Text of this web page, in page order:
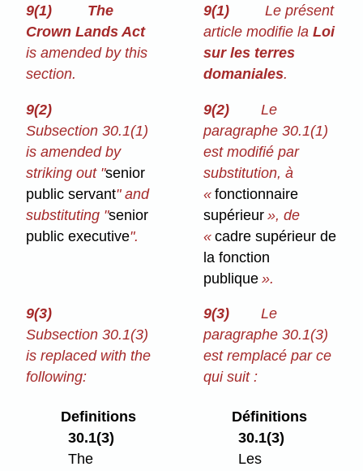
9(1)
The
Crown Lands Act
is amended by this
section.
9(1)
Le présent
article modifie laLoi
sur les terres
domaniales.
9(2)
Subsection 30.1(1)
is amended by
striking out "senior
public servant" and
substituting "senior
public executive".
9(2)
Le
paragraphe 30.1(1)
est modifié par
substitution, à
«fonctionnaire
supérieur », de
«cadre supérieur de
la fonction
publique ».
9(3)
Subsection 30.1(3)
is replaced with the
following:
9(3)
Le
paragraphe 30.1(3)
est remplacé par ce
qui suit :
Definitions
30.1(3)
The
Définitions
30.1(3)
Les